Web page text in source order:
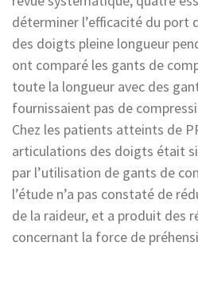
déterminer l’efficacité du port
des doigts pleine longueur
ont comparé les gants de
toute la longueur avec des
fournissaient pas de
Chez les patients atteints de
articulations des doigts était
par l’utilisation de gants de
l’étude n’a pas constaté de
de la raideur, et a produit des
concernant la force de